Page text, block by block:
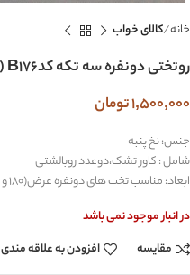
خانه کالای خواب
روتختی دونفره سه تکه کدB176 (کاور تشک،دوعدد روبالشتی)
1,500,000تومان
جنس: نخ پنبه
شامل : کاور تشک،دوعدد روبالشتی
ابعاد: مناسب تخت های دونفره عرض(180 و 160)در طول200 با ارتفاع تشک نهایتا 25 سانت
در انبار موجود نمی باشد
مقایسه
افزودن به علاقه مندی